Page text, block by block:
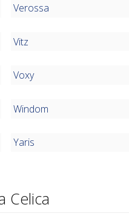
Verossa
Vitz
Voxy
Windom
Yaris
Celica